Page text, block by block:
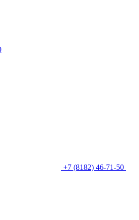
+7 (8182) 46-71-50